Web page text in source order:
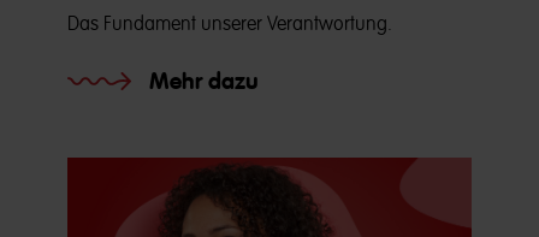
Das Fundament unserer Verantwortung.
Mehr dazu